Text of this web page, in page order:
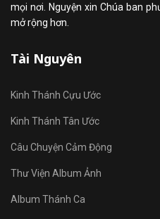
mọi nơi. Nguyện xin Chúa ban
mở rộng hơn.
Tài Nguyên
Kinh Thánh Cựu Ước
Kinh Thánh Tân Ước
Câu Chuyện Cảm Động
Thư Viện Album Ảnh
Album Thánh Ca